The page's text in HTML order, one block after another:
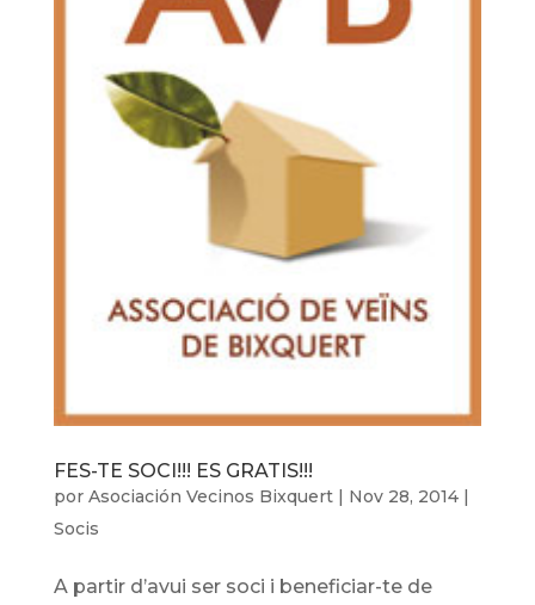
FES-TE SOCI!!! ES GRATIS!!!
por Asociación Vecinos Bixquert| Nov 28, 2014|
Socis
A partir d’avui ser soci i beneficiar-te de